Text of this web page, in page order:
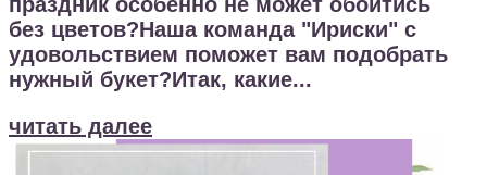
без цветов?Наша команда "Ириски" с
удовольствием поможет вам подобрать
нужный букет?Итак, какие...
читать далее